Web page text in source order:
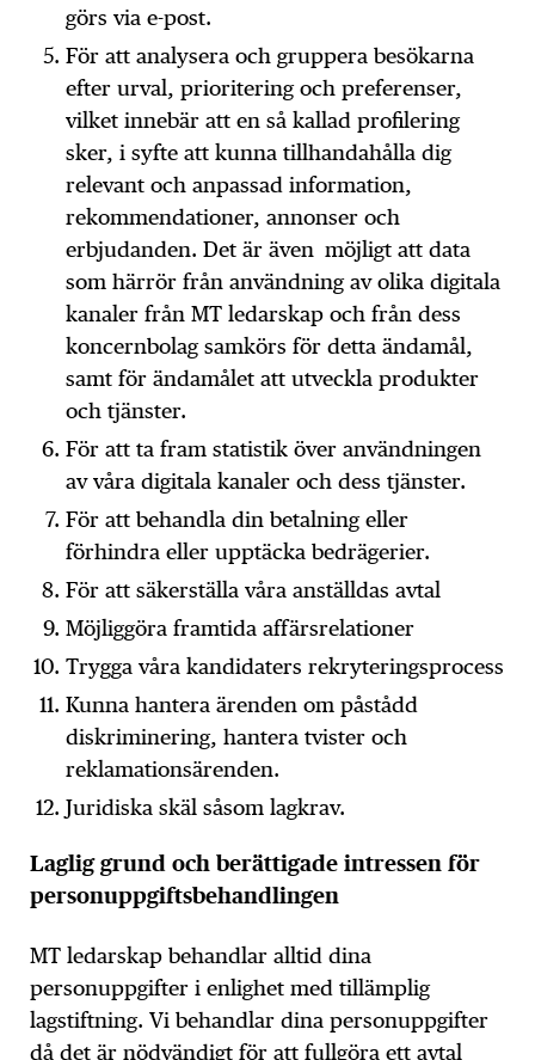
görs via e-post.
För att analysera och gruppera besökarna
efter urval, prioritering och preferenser,
vilket innebär att en så kallad profilering
sker, i syfte att kunna tillhandahålla dig
relevant och anpassad information,
rekommendationer, annonser och
erbjudanden. Det är även möjligt att data
som härrör från användning av olika digitala
kanaler från MT ledarskap och från dess
koncernbolag samkörs för detta ändamål,
samt för ändamålet att utveckla produkter
och tjänster.
För att ta fram statistik över användningen
av våra digitala kanaler och dess tjänster.
För att behandla din betalning eller
förhindra eller upptäcka bedrägerier.
För att säkerställa våra anställdas avtal
Möjliggöra framtida affärsrelationer
Trygga våra kandidaters rekryteringsprocess
Kunna hantera ärenden om påstådd
diskriminering, hantera tvister och
reklamationsärenden.
Juridiska skäl såsom lagkrav.
Laglig grund och berättigade intressen för
personuppgiftsbehandlingen
MT ledarskap behandlar alltid dina
personuppgifter i enlighet med tillämplig
lagstiftning. Vi behandlar dina personuppgifter
då det är nödvändigt för att fullgöra ett avtal